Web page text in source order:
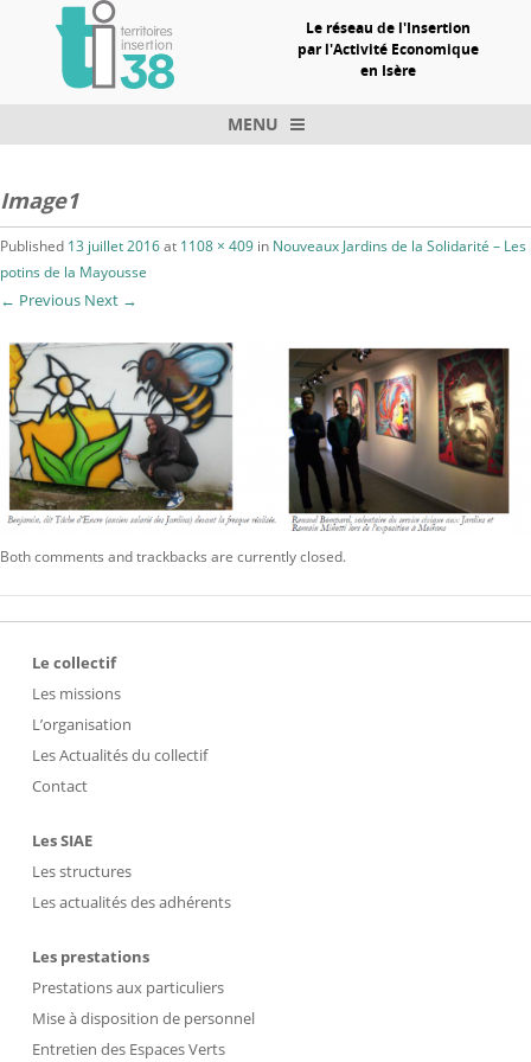
Le réseau de l'Insertion
par l'Activité Economique
en Isère
MENU
Image1
Published 13 juillet 2016at 1108 × 409 in Nouveaux Jardins de la Solidarité – Les
potins de la Mayousse
← Previous Next →
Both comments and trackbacks are currently closed.
Le collectif
Les missions
L’organisation
Les Actualités du collectif
Contact
Les SIAE
Les structures
Les actualités des adhérents
Les prestations
Prestations aux particuliers
Mise à disposition de personnel
Entretien des Espaces Verts